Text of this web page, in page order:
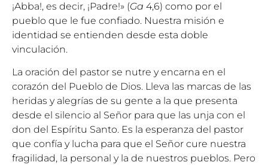
¡Abba!, es decir, ¡Padre!» (Ga 4,6) como por el
pueblo que le fue confiado. Nuestra misión e
identidad se entienden desde esta doble
vinculación.
La oración del pastor se nutre y encarna en el
corazón del Pueblo de Dios. Lleva las marcas de las
heridas y alegrías de su gente a la que presenta
desde el silencio al Señor para que las unja con el
don del Espíritu Santo. Es la esperanza del pastor
que confía y lucha para que el Señor cure nuestra
fragilidad, la personal y la de nuestros pueblos. Pero